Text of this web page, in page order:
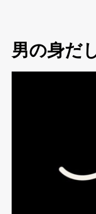
男の身だ